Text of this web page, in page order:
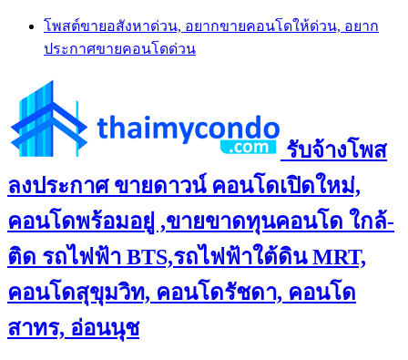
Skip
content
โพสต์ขายอสังหาด่วน, อยากขายคอนโดให้ด่วน, อยาก
ประกาศขายคอนโดด่วน
รับจ้างโพส
ลงประกาศ ขายดาวน์ คอนโดเปิดใหม่,
คอนโดพร้อมอยู่ ,ขายขาดทุนคอนโด ใกล้-
ติด รถไฟฟ้า BTS,รถไฟฟ้าใต้ดิน MRT,
คอนโดสุขุมวิท, คอนโดรัชดา, คอนโด
สาทร, อ่อนนุช